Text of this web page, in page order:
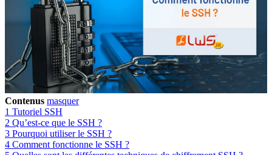
Contenus masquer
1 Tutoriel SSH
2 Qu’est-ce que le SSH ?
3 Pourquoi utiliser le SSH ?
4 Comment fonctionne le SSH ?